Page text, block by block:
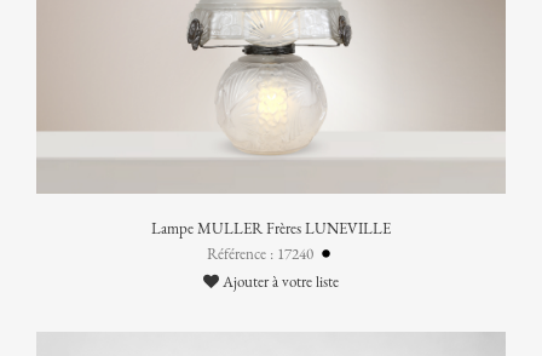
Lampe MULLER Frères LUNEVILLE
Référence : 17240
Ajouter à votre liste